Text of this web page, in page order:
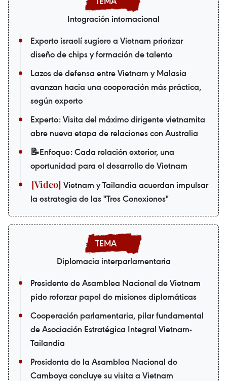
Integración internacional
Experto israelí sugiere a Vietnam priorizar
diseño de chips y formación de talento
Lazos de defensa entre Vietnam y Malasia
avanzan hacia una cooperación más práctica,
según experto
Experto: Visita del máximo dirigente vietnamita
abre nueva etapa de relaciones con Australia
📝Enfoque: Cada relación exterior, una
oportunidad para el desarrollo de Vietnam
Vietnam y Tailandia acuerdan impulsar
la estrategia de las "Tres Conexiones"
Diplomacia interparlamentaria
Presidente de Asamblea Nacional de Vietnam
pide reforzar papel de misiones diplomáticas
Cooperación parlamentaria, pilar fundamental
de Asociación Estratégica Integral Vietnam-
Tailandia
Presidenta de la Asamblea Nacional de
Camboya concluye su visita a Vietnam